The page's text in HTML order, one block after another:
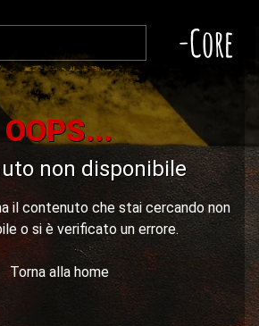
-Core
OOPS...
non disponibile
il contenuto che stai cercando non
o si è verificato un errore.
Torna alla home